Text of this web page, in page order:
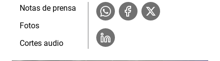
Notas de prensa
Fotos
Cortes audio